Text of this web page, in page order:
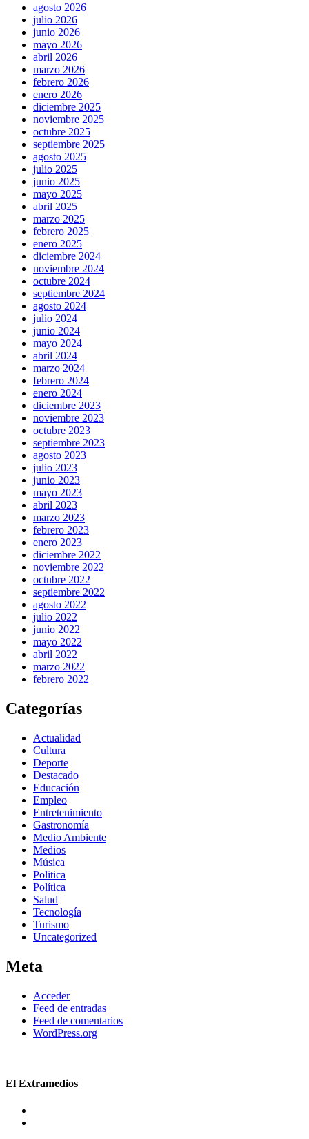
agosto 2026
julio 2026
junio 2026
mayo 2026
abril 2026
marzo 2026
febrero 2026
enero 2026
diciembre 2025
noviembre 2025
octubre 2025
septiembre 2025
agosto 2025
julio 2025
junio 2025
mayo 2025
abril 2025
marzo 2025
febrero 2025
enero 2025
diciembre 2024
noviembre 2024
octubre 2024
septiembre 2024
agosto 2024
julio 2024
junio 2024
mayo 2024
abril 2024
marzo 2024
febrero 2024
enero 2024
diciembre 2023
noviembre 2023
octubre 2023
septiembre 2023
agosto 2023
julio 2023
junio 2023
mayo 2023
abril 2023
marzo 2023
febrero 2023
enero 2023
diciembre 2022
noviembre 2022
octubre 2022
septiembre 2022
agosto 2022
julio 2022
junio 2022
mayo 2022
abril 2022
marzo 2022
febrero 2022
Categorías
Actualidad
Cultura
Deporte
Destacado
Educación
Empleo
Entretenimiento
Gastronomía
Medio Ambiente
Medios
Música
Politica
Política
Salud
Tecnología
Turismo
Uncategorized
Meta
Acceder
Feed de entradas
Feed de comentarios
WordPress.org
El Extramedios